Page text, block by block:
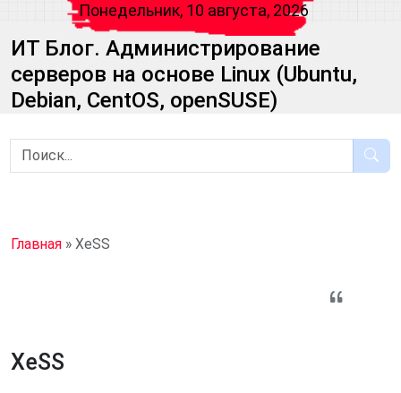
Понедельник, 10 августа, 2026
ИТ Блог. Администрирование
серверов на основе Linux (Ubuntu,
Debian, CentOS, openSUSE)
Главная » XeSS
XeSS